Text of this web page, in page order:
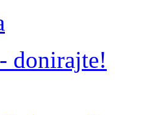
donirajte!